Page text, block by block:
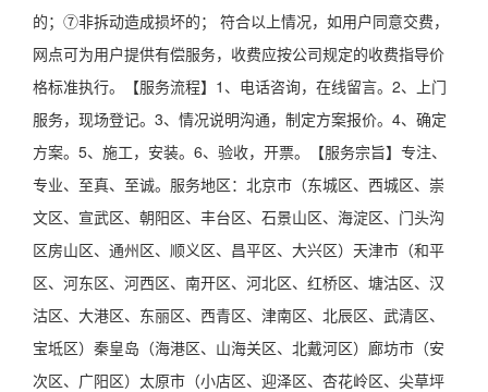
的；⑦非拆动造成损坏的； 符合以上情况，如用户同意交费，
网点可为用户提供有偿服务，收费应按公司规定的收费指导价
格标准执行。【服务流程】1、电话咨询，在线留言。2、上门
服务，现场登记。3、情况说明沟通，制定方案报价。4、确定
方案。5、施工，安装。6、验收，开票。【服务宗旨】专注、
专业、至真、至诚。服务地区：北京市（东城区、西城区、崇
文区、宣武区、朝阳区、丰台区、石景山区、海淀区、门头沟
区房山区、通州区、顺义区、昌平区、大兴区）天津市（和平
区、河东区、河西区、南开区、河北区、红桥区、塘沽区、汉
沽区、大港区、东丽区、西青区、津南区、北辰区、武清区、
宝坻区）秦皇岛（海港区、山海关区、北戴河区）廊坊市（安
次区、广阳区）太原市（小店区、迎泽区、杏花岭区、尖草坪